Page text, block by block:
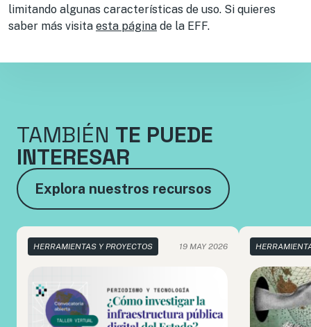
limitando algunas características de uso. Si quieres
saber más visita esta página de la EFF.
TAMBIÉN TE PUEDE
INTERESAR
Explora nuestros recursos
HERRAMIENTAS Y PROYECTOS 19 MAY 2026